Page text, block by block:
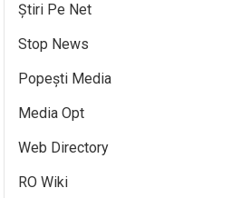
Știri Pe Net
Stop News
Popești Media
Media Opt
Web Directory
RO Wiki